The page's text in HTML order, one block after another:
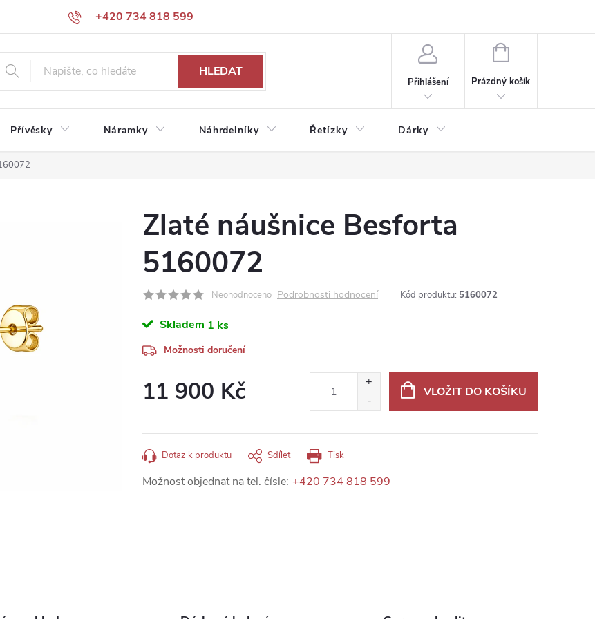
+420 734 818 599
Podmínky ochrany osobních údajů
HLEDAT
Přihlášení
NÁKUPNÍ
Prázdný košík
Přívěsky Náramky Náhrdelníky Řetízky Dárky
Zlaté náušnice Besforta
5160072
Neohodnoceno Podrobnosti hodnocení Kód produktu: 5160072
Skladem 1 ks
Možnosti doručení
11 900 Kč VLOŽIT DO KOŠÍKU
Tisk
Dotaz k produktu Sdílet
Možnost objednat na tel. čísle: +420 734 818 599